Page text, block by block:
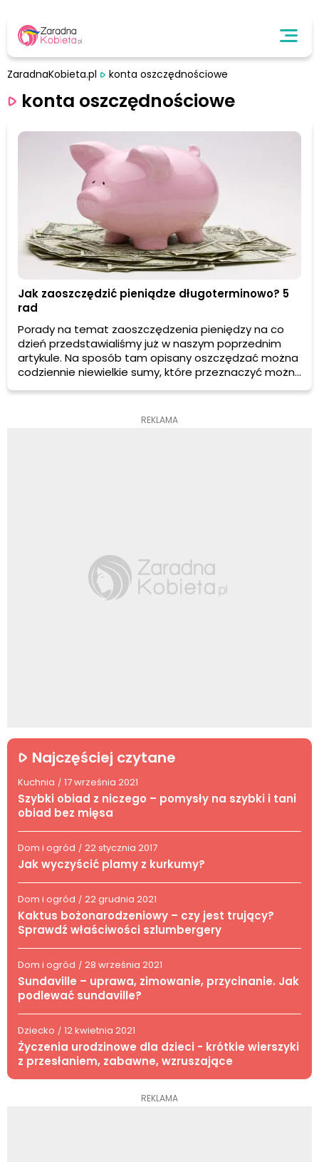
ZaradnaKobieta.pl konta oszczędnościowe
konta oszczędnościowe
Jak zaoszczędzić pieniądze długoterminowo? 5
rad
Porady na temat zaoszczędzenia pieniędzy na co
dzień przedstawialiśmy już w naszym poprzednim
artykule. Na sposób tam opisany oszczędzać można
codziennie niewielkie sumy, które przeznaczyć można
na inne, bardziej potrzebne do domu produkty lub na
REKLAMA
Najczęściej czytane
Kuchnia / 17 września 2021
Szybki obiad z niczego – pomysły na szybki i tani
obiad bez mięsa
Dom i ogród / 22 stycznia 2017
Jak wyczyścić plamy z kurkumy?
Dom i ogród / 22 grudnia 2021
Kaktus bożonarodzeniowy – czy jest trujący?
Sprawdź właściwości szlumbergery
Dom i ogród / 28 września 2021
Sundaville – uprawa, zimowanie, przycinanie. Jak
podlewać sundaville?
Dziecko / 12 kwietnia 2021
Życzenia urodzinowe dla dzieci - krótkie wierszyki
z przesłaniem, zabawne, wzruszające
REKLAMA